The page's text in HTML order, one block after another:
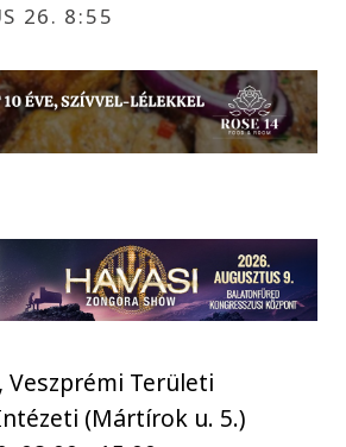
26. 8:55
Veszprémi Területi
(Mártírok u. 5.)